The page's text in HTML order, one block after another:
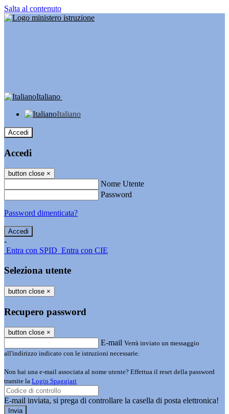
Salta al contenuto
Italiano
Italiano
Accedi
Accedi
button close ×
Nome Utente
Password
Password dimenticata?
-
Entra con SPID Entra con CIE
Seleziona utente
button close ×
Recupero password
button close ×
E-mail Verrà inviato un messaggio
all'indirizzo indicato con le istruzioni necessarie.
Non hai una e-mail associata al nome utente? Effettua il reset della password
tramite la Login Spaggiari
E-mail inviata, si prega di controllare la casella di posta elettronica!